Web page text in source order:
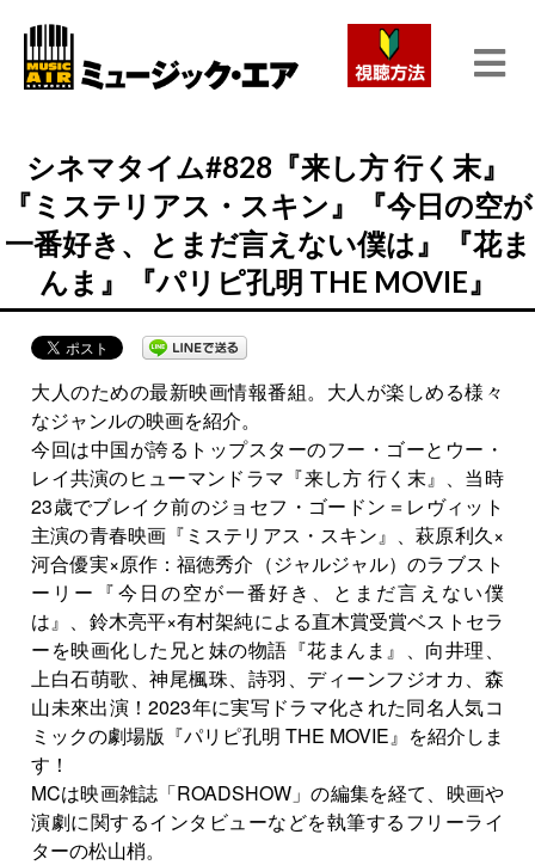
シネマタイム#828『来し方 行く末』
『ミステリアス・スキン』『今日の空が
一番好き、とまだ言えない僕は』『花ま
んま』『パリピ孔明 THE MOVIE』
大人のための最新映画情報番組。大人が楽しめる様々
なジャンルの映画を紹介。
今回は中国が誇るトップスターのフー・ゴーとウー・
レイ共演のヒューマンドラマ『来し方 行く末』、当時
23歳でブレイク前のジョセフ・ゴードン＝レヴィット
主演の青春映画『ミステリアス・スキン』、萩原利久×
河合優実×原作：福徳秀介（ジャルジャル）のラブスト
ーリー『今日の空が一番好き、とまだ言えない僕
は』、鈴木亮平×有村架純による直木賞受賞ベストセラ
ーを映画化した兄と妹の物語『花まんま』、向井理、
上白石萌歌、神尾楓珠、詩羽、ディーンフジオカ、森
山未來出演！2023年に実写ドラマ化された同名人気コ
ミックの劇場版『パリピ孔明 THE MOVIE』を紹介しま
す！
MCは映画雑誌「ROADSHOW」の編集を経て、映画や
演劇に関するインタビューなどを執筆するフリーライ
ターの松山梢。